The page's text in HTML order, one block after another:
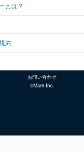
とは？
約
お問い合わせ
©Mare Inc.